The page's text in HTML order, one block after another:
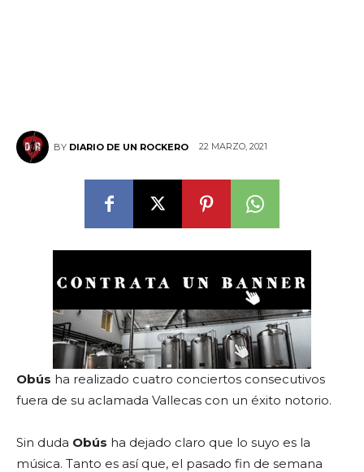
BY DIARIO DE UN ROCKERO 22 MARZO, 2021
Obús ha realizado cuatro conciertos consecutivos
fuera de su aclamada Vallecas con un éxito notorio.
Sin duda Obús ha dejado claro que lo suyo es la
música. Tanto es así que, el pasado fin de semana